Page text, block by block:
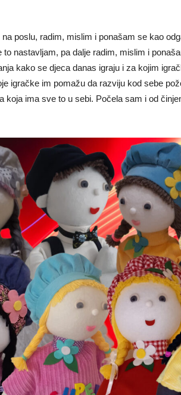
na poslu, radim, mislim i ponašam se kao
to nastavljam, pa dalje radim, mislim i
kako se djeca danas igraju i za kojim
igračke im pomažu da razviju kod sebe
koja ima sve to u sebi. Počela sam i od